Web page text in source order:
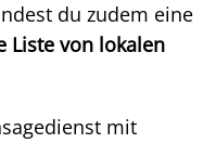
du zudem eine
Liste von lokalen
mit